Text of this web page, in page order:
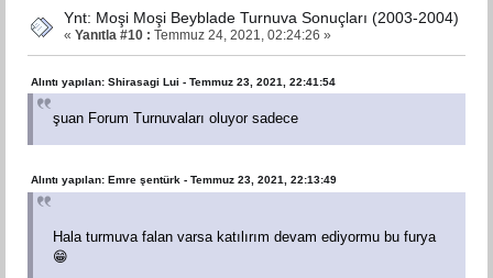
Ynt: Moşi Moşi Beyblade Turnuva Sonuçları (2003-2004)
« Yanıtla #10 : Temmuz 24, 2021, 02:24:26 »
Alıntı yapılan: Shirasagi Lui - Temmuz 23, 2021, 22:41:54
şuan Forum Turnuvaları oluyor sadece
Alıntı yapılan: Emre şentürk - Temmuz 23, 2021, 22:13:49
Hala turmuva falan varsa katılırım devam ediyormu bu furya
😁